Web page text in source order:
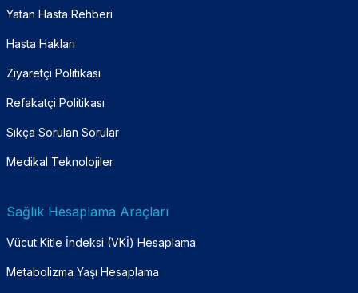
Yatan Hasta Rehberi
Hasta Hakları
Ziyaretçi Politikası
Refakatçi Politikası
Sıkça Sorulan Sorular
Medikal Teknolojiler
Sağlık Hesaplama Araçları
Vücut Kitle İndeksi (VKİ) Hesaplama
Metabolizma Yaşı Hesaplama